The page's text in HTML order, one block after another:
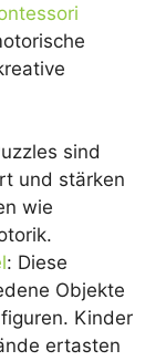
sind
und stärken
wie
: Diese
Objekte
Kinder
ertasten